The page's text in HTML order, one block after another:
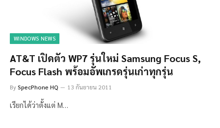
WINDOWS NEWS
AT&T เปิดตัว WP7 รุ่นใหม่ Samsung Focus S,
Focus Flash พร้อมอัพเกรดรุ่นเก่าทุกรุ่น
BySpecPhone HQ 13 กันยายน 2011
เรียกได้ว่าตั้งแต่ M…